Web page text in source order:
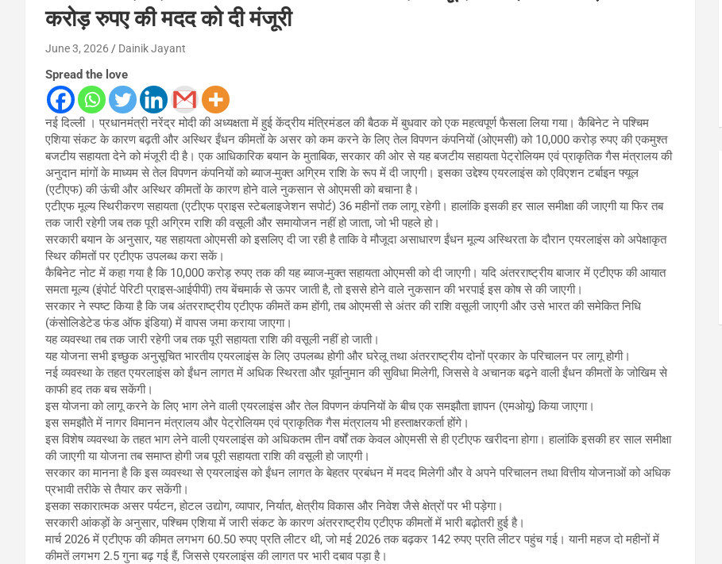
करोड़ रुपए की मदद को दी मंजूरी
June 3, 2026 Dainik Jayant
Spread the love
नई दिल्ली । प्रधानमंत्री नरेंद्र मोदी की अध्यक्षता में हुई केंद्रीय मंत्रिमंडल की बैठक में बुधवार को एक महत्वपूर्ण फैसला लिया गया। कैबिनेट ने पश्चिम
एशिया संकट के कारण बढ़ती और अस्थिर ईंधन कीमतों के असर को कम करने के लिए तेल विपणन कंपनियों (ओएमसी) को 10,000 करोड़ रुपए की एकमुश्त
बजटीय सहायता देने को मंजूरी दी है। एक आधिकारिक बयान के मुताबिक, सरकार की ओर से यह बजटीय सहायता पेट्रोलियम एवं प्राकृतिक गैस मंत्रालय की
अनुदान मांगों के माध्यम से तेल विपणन कंपनियों को ब्याज-मुक्त अग्रिम राशि के रूप में दी जाएगी। इसका उद्देश्य एयरलाइंस को एविएशन टर्बाइन फ्यूल
(एटीएफ) की ऊंची और अस्थिर कीमतों के कारण होने वाले नुकसान से ओएमसी को बचाना है।
एटीएफ मूल्य स्थिरीकरण सहायता (एटीएफ प्राइस स्टेबलाइजेशन सपोर्ट) 36 महीनों तक लागू रहेगी। हालांकि इसकी हर साल समीक्षा की जाएगी या फिर तब
तक जारी रहेगी जब तक पूरी अग्रिम राशि की वसूली और समायोजन नहीं हो जाता, जो भी पहले हो।
सरकारी बयान के अनुसार, यह सहायता ओएमसी को इसलिए दी जा रही है ताकि वे मौजूदा असाधारण ईंधन मूल्य अस्थिरता के दौरान एयरलाइंस को अपेक्षाकृत
स्थिर कीमतों पर एटीएफ उपलब्ध करा सकें।
कैबिनेट नोट में कहा गया है कि 10,000 करोड़ रुपए तक की यह ब्याज-मुक्त सहायता ओएमसी को दी जाएगी। यदि अंतरराष्ट्रीय बाजार में एटीएफ की आयात
समता मूल्य (इंपोर्ट पेरिटी प्राइस-आईपीपी) तय बेंचमार्क से ऊपर जाती है, तो इससे होने वाले नुकसान की भरपाई इस कोष से की जाएगी।
सरकार ने स्पष्ट किया है कि जब अंतरराष्ट्रीय एटीएफ कीमतें कम होंगी, तब ओएमसी से अंतर की राशि वसूली जाएगी और उसे भारत की समेकित निधि
(कंसोलिडेटेड फंड ऑफ इंडिया) में वापस जमा कराया जाएगा।
यह व्यवस्था तब तक जारी रहेगी जब तक पूरी सहायता राशि की वसूली नहीं हो जाती।
यह योजना सभी इच्छुक अनुसूचित भारतीय एयरलाइंस के लिए उपलब्ध होगी और घरेलू तथा अंतरराष्ट्रीय दोनों प्रकार के परिचालन पर लागू होगी।
नई व्यवस्था के तहत एयरलाइंस को ईंधन लागत में अधिक स्थिरता और पूर्वानुमान की सुविधा मिलेगी, जिससे वे अचानक बढ़ने वाली ईंधन कीमतों के जोखिम से
काफी हद तक बच सकेंगी।
इस योजना को लागू करने के लिए भाग लेने वाली एयरलाइंस और तेल विपणन कंपनियों के बीच एक समझौता ज्ञापन (एमओयू) किया जाएगा।
इस समझौते में नागर विमानन मंत्रालय और पेट्रोलियम एवं प्राकृतिक गैस मंत्रालय भी हस्ताक्षरकर्ता होंगे।
इस विशेष व्यवस्था के तहत भाग लेने वाली एयरलाइंस को अधिकतम तीन वर्षों तक केवल ओएमसी से ही एटीएफ खरीदना होगा। हालांकि इसकी हर साल समीक्षा
की जाएगी या योजना तब समाप्त होगी जब पूरी सहायता राशि की वसूली हो जाएगी।
सरकार का मानना है कि इस व्यवस्था से एयरलाइंस को ईंधन लागत के बेहतर प्रबंधन में मदद मिलेगी और वे अपने परिचालन तथा वित्तीय योजनाओं को अधिक
प्रभावी तरीके से तैयार कर सकेंगी।
इसका सकारात्मक असर पर्यटन, होटल उद्योग, व्यापार, निर्यात, क्षेत्रीय विकास और निवेश जैसे क्षेत्रों पर भी पड़ेगा।
सरकारी आंकड़ों के अनुसार, पश्चिम एशिया में जारी संकट के कारण अंतरराष्ट्रीय एटीएफ कीमतों में भारी बढ़ोतरी हुई है।
मार्च 2026 में एटीएफ की कीमत लगभग 60.50 रुपए प्रति लीटर थी, जो मई 2026 तक बढ़कर 142 रुपए प्रति लीटर पहुंच गई। यानी महज दो महीनों में
कीमतें लगभग 2.5 गुना बढ़ गई हैं, जिससे एयरलाइंस की लागत पर भारी दबाव पड़ा है।